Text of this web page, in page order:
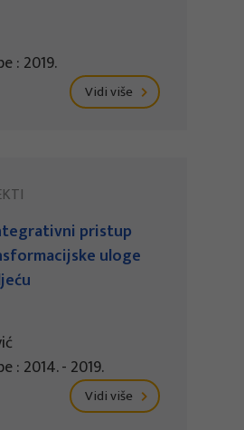
: 2019.
Vidi više
pristup
uloge
: 2014. - 2019.
Vidi više